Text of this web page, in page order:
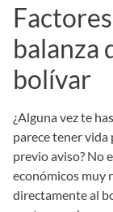
balanza
bolívar
¿Alguna vez te
parece tener vida
previo aviso? No
económicos muy
directamente al